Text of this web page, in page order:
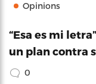
Opinions
“Esa es mi
un plan contra
0